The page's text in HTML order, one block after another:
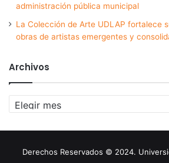
administración pública municipal
La Colección de Arte UDLAP fortalece
obras de artistas emergentes y
Archivos
Archivos
Derechos Reservados © 2024.